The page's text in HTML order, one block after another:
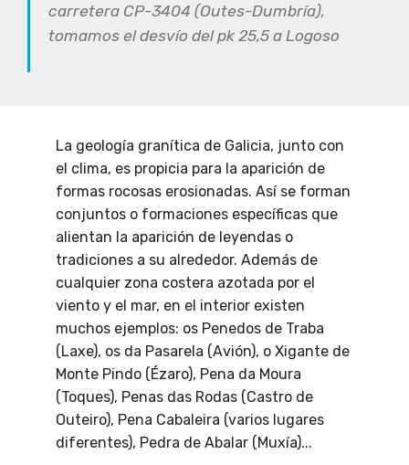
carretera CP-3404 (Outes-Dumbría),
tomamos el desvío del pk 25,5 a Logoso
La geología granítica de Galicia, junto con
el clima, es propicia para la aparición de
formas rocosas erosionadas. Así se forman
conjuntos o formaciones específicas que
alientan la aparición de leyendas o
tradiciones a su alrededor. Además de
cualquier zona costera azotada por el
viento y el mar, en el interior existen
muchos ejemplos: os Penedos de Traba
(Laxe), os da Pasarela (Avión), o Xigante de
Monte Pindo (Ézaro), Pena da Moura
(Toques), Penas das Rodas (Castro de
Outeiro), Pena Cabaleira (varios lugares
diferentes), Pedra de Abalar (Muxía)...